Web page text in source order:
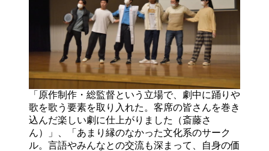
「原作制作・総監督という立場で、劇中に踊りや
歌を歌う要素を取り入れた。客席の皆さんを巻き
込んだ楽しい劇に仕上がりました（斎藤さ
ん）」、「あまり縁のなかった文化系のサーク
ル。言語やみんなとの交流も深まって、自身の価